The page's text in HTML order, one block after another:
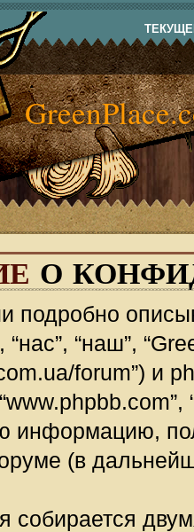
О
подробно
“наш”,
forum”) и
информацию,
(в